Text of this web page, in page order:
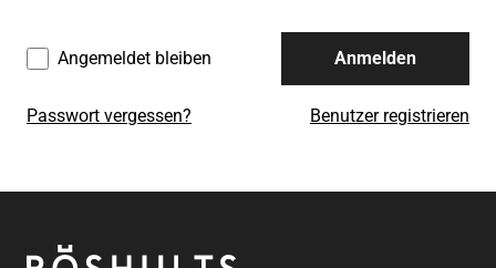
Angemeldet bleiben Anmelden
Passwort vergessen? Benutzer registrieren
Röshults